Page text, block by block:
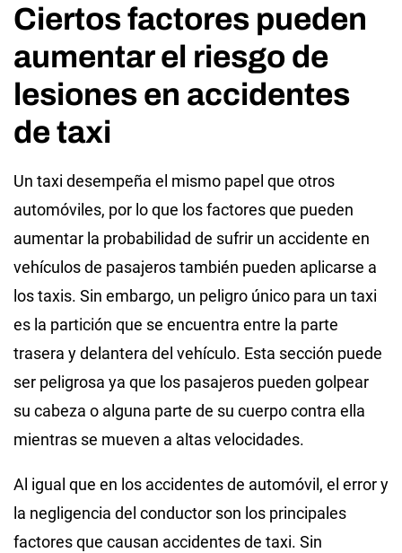
Ciertos factores pueden
aumentar el riesgo de
lesiones en accidentes
de taxi
Un taxi desempeña el mismo papel que otros
automóviles, por lo que los factores que pueden
aumentar la probabilidad de sufrir un accidente en
vehículos de pasajeros también pueden aplicarse a
los taxis. Sin embargo, un peligro único para un taxi
es la partición que se encuentra entre la parte
trasera y delantera del vehículo. Esta sección puede
ser peligrosa ya que los pasajeros pueden golpear
su cabeza o alguna parte de su cuerpo contra ella
mientras se mueven a altas velocidades.
Al igual que en los accidentes de automóvil, el error y
la negligencia del conductor son los principales
factores que causan accidentes de taxi. Sin